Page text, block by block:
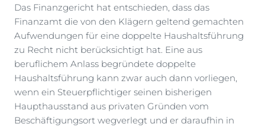
Das Finanzgericht hat entschieden, dass das
Finanzamt die von den Klägern geltend gemachten
Aufwendungen für eine doppelte Haushaltsführung
zu Recht nicht berücksichtigt hat. Eine aus
beruflichem Anlass begründete doppelte
Haushaltsführung kann zwar auch dann vorliegen,
wenn ein Steuerpflichtiger seinen bisherigen
Haupthausstand aus privaten Gründen vom
Beschäftigungsort wegverlegt und er daraufhin in